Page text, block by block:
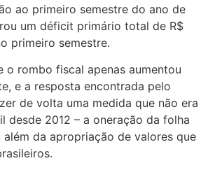
ao primeiro semestre do ano de
um déficit primário total de R$
primeiro semestre.
o rombo fiscal apenas aumentou
e a resposta encontrada pelo
de volta uma medida que não era
desde 2012 – a oneração da folha
além da apropriação de valores que